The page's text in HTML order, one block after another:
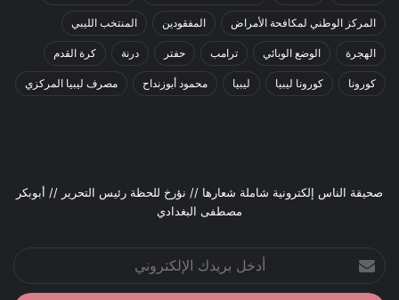
المركز الوطني لمكافحة الأمراض المفقودين المنتخب الليبي
الهجرة الوضع الوبائي ترامب حفتر درنة كرة القدم
كورونا كورونا ليبيا ليبيا محمود أبوزنداح مصرف ليبيا المركزي
صحيقة الناس إلكترونية شاملة شعارها // نؤرخ للحظة رئيس التحرير // أبوبكر
مصطفى البغدادي
بريدك
الإلكتروني